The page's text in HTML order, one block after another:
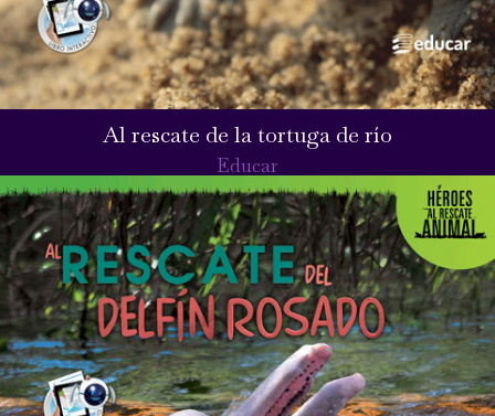
Al rescate de la tortuga de río
Educar